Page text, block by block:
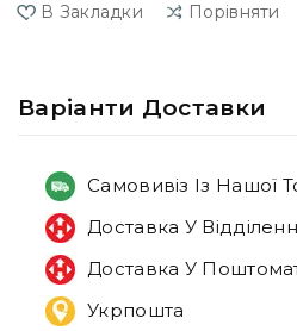
В Закладки Порівняти
Варiанти Доставки
Самовивіз Із Нашої
Доставка У
Доставка У
Укрпошта